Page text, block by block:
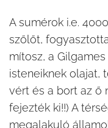
A sumérok i.e.
szőlőt,
mítosz, a
isteneiknek olajat,
vért és a bort az ő
fejezték ki!!) A
megalakuló